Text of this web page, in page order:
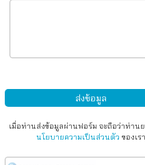
เมื่อท่านส่งข้อมูลผ่านฟอร์ม จะถือว่าท่าน
นโยบายความเป็นส่วนตัว ของเรา